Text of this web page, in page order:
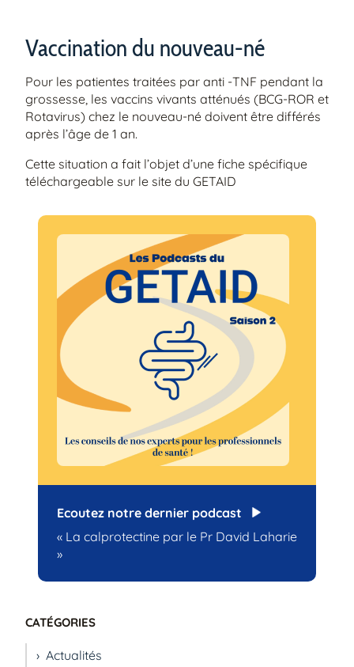
Vaccination du nouveau-né
Pour les patientes traitées par anti -TNF pendant la
grossesse, les vaccins vivants atténués (BCG-ROR et
Rotavirus) chez le nouveau-né doivent être différés
après l’âge de 1 an.
Cette situation a fait l’objet d’une fiche spécifique
téléchargeable sur le site du GETAID
Ecoutez notre dernier podcast
« La calprotectine par le Pr David Laharie
»
CATÉGORIES
Actualités